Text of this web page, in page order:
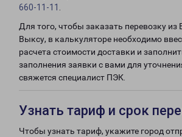
660-11-11
Для того, чтобы заказать перевозку из
Выксу, в калькуляторе необходимо
расчета стоимости доставки и
заполнения заявки с вами для
свяжется специалист ПЭК.
Узнать тариф и срок
Чтобы узнать тариф, укажите город